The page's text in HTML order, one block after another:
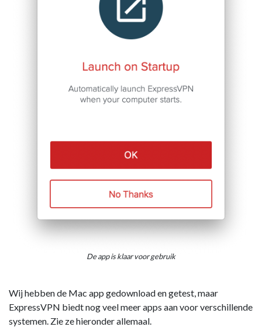
De app is klaar voor gebruik
Wij hebben de Mac app gedownload en getest, maar
ExpressVPN biedt nog veel meer apps aan voor verschillende
systemen. Zie ze hieronder allemaal.